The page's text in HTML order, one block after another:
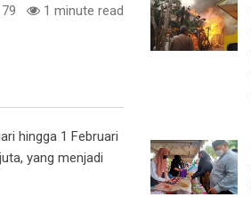
79 1 minute read
hingga 1 Februari
yang menjadi